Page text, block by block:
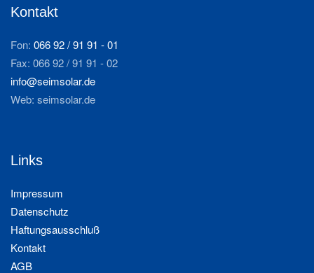
Kontakt
Fon: 066 92 / 91 91 - 01
Fax: 066 92 / 91 91 - 02
info@seimsolar.de
Web: seimsolar.de
Links
Impressum
Datenschutz
Haftungsausschluß
Kontakt
AGB